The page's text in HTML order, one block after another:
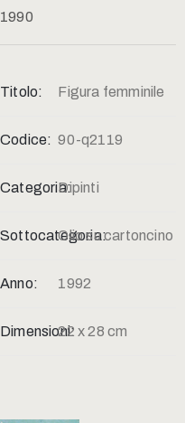
1990
Titolo: Figura femminile
Codice: 90-q2119
Categoria:Dipinti
Sottocategoria:Olio su cartoncino
Anno: 1992
Dimensioni:22 x 28 cm